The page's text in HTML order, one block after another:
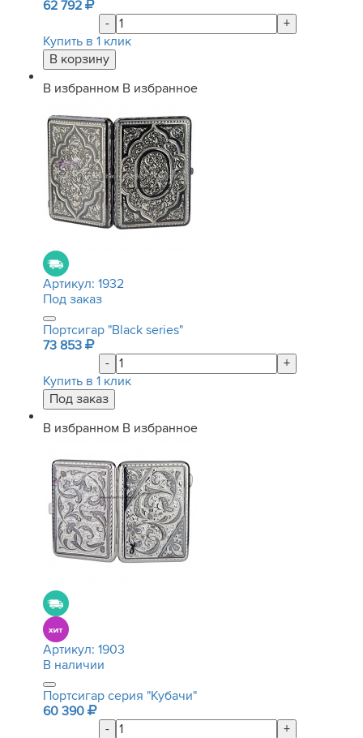
62 792
-
+
Купить в 1 клик
В избранном В избранное
Артикул: 1932
Под заказ
Портсигар "Black series"
73 853
-
+
Купить в 1 клик
В избранном В избранное
Артикул: 1903
В наличии
Портсигар серия "Кубачи"
60 390
-
+